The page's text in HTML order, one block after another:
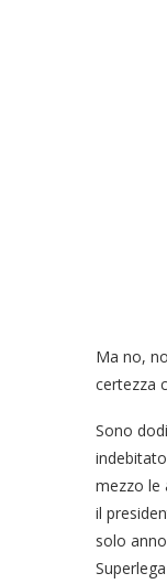
Ma no,
certezza
Sono
mezzo le
il
solo